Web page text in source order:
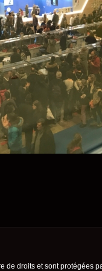
de droits et sont protégées